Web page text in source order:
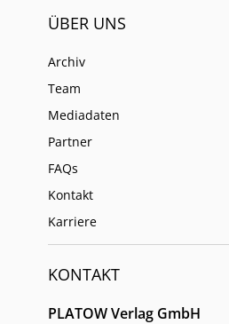
ÜBER UNS
Archiv
Team
Mediadaten
Partner
FAQs
Kontakt
Karriere
KONTAKT
PLATOW Verlag GmbH